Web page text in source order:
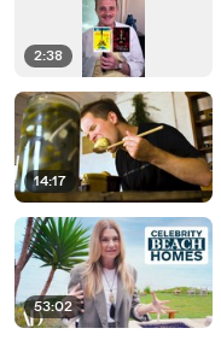
2:38
14:17
53:02